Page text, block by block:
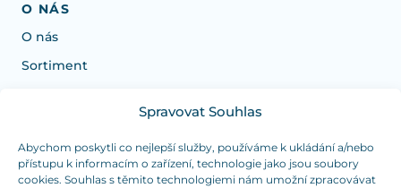
Spravovat Souhlas
Abychom poskytli co nejlepší služby, používáme k ukládání a/nebo
přístupu k informacím o zařízení, technologie jako jsou soubory
cookies. Souhlas s těmito technologiemi nám umožní zpracovávat
O NÁS
O nás
Sortiment
Potřebujete poradit s výběrem?
Jsme tu pro vás Pondělí-Čtvrtek od: 7:30 - 15:30 hodin
a Pátek od 7:30 - 14:30 hodin